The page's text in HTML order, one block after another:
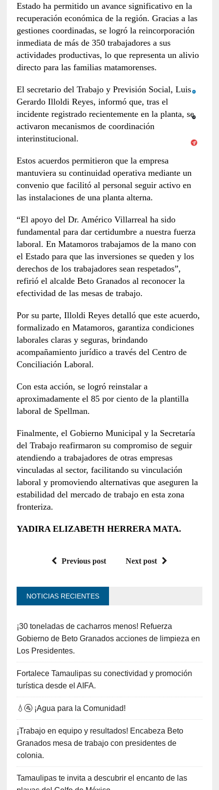
Estado ha permitido un avance significativo en la
recuperación económica de la región. Gracias a las
gestiones coordinadas, se logró la reincorporación
inmediata de más de 350 trabajadores a sus
actividades productivas, lo que representa un alivio
directo para las familias matamorenses.
El secretario del Trabajo y Previsión Social, Luis
Gerardo Illoldi Reyes, informó que, tras el
incidente registrado recientemente en la planta, se
activaron mecanismos de coordinación
interinstitucional.
Estos acuerdos permitieron que la empresa
mantuviera su continuidad operativa mediante un
convenio que facilitó al personal seguir activo en
las instalaciones de una planta alterna.
“El apoyo del Dr. Américo Villarreal ha sido
fundamental para dar certidumbre a nuestra fuerza
laboral. En Matamoros trabajamos de la mano con
el Estado para que las inversiones se queden y los
derechos de los trabajadores sean respetados”,
refirió el alcalde Beto Granados al reconocer la
efectividad de las mesas de trabajo.
Por su parte, Illoldi Reyes detalló que este acuerdo,
formalizado en Matamoros, garantiza condiciones
laborales claras y seguras, brindando
acompañamiento jurídico a través del Centro de
Conciliación Laboral.
Con esta acción, se logró reinstalar a
aproximadamente el 85 por ciento de la plantilla
laboral de Spellman.
Finalmente, el Gobierno Municipal y la Secretaría
del Trabajo reafirmaron su compromiso de seguir
atendiendo a trabajadores de otras empresas
vinculadas al sector, facilitando su vinculación
laboral y promoviendo alternativas que aseguren la
estabilidad del mercado de trabajo en esta zona
fronteriza.
YADIRA ELIZABETH HERRERA MATA.
Previous post Next post
NOTICIAS RECIENTES
¡30 toneladas de cacharros menos! Refuerza
Gobierno de Beto Granados acciones de limpieza en
Los Presidentes.
Fortalece Tamaulipas su conectividad y promoción
turística desde el AIFA.
💧🚰 ¡Agua para la Comunidad!
¡Trabajo en equipo y resultados! Encabeza Beto
Granados mesa de trabajo con presidentes de
colonia.
Tamaulipas te invita a descubrir el encanto de las